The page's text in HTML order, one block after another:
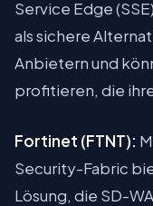
Service Edge
als sichere
Anbietern und
profitieren, die
Fortinet (FTNT):
Security-Fabric
Lösung, die SD-